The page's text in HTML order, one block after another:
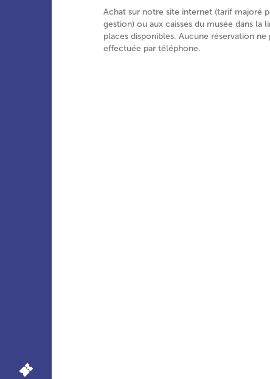
Achat sur notre site internet (tarif majoré
gestion) ou aux caisses du musée dans la
places disponibles. Aucune réservation ne
effectuée par téléphone.